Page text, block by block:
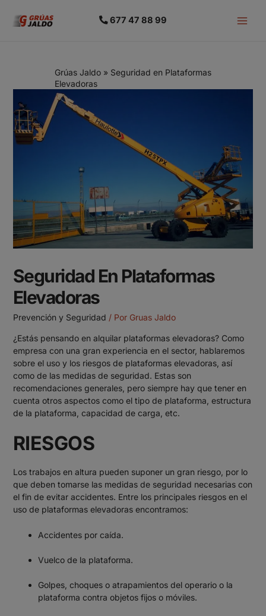
677 47 88 99
Grúas Jaldo» Seguridad en Plataformas
Elevadoras
Seguridad En Plataformas
Elevadoras
Prevención y Seguridad / Por Gruas Jaldo
¿Estás pensando en alquilar plataformas elevadoras? Como
empresa con una gran experiencia en el sector, hablaremos
sobre el uso y los riesgos de plataformas elevadoras, así
como de las medidas de seguridad. Estas son
recomendaciones generales, pero siempre hay que tener en
cuenta otros aspectos como el tipo de plataforma, estructura
de la plataforma, capacidad de carga, etc.
RIESGOS
Los trabajos en altura pueden suponer un gran riesgo, por lo
que deben tomarse las medidas de seguridad necesarias con
el fin de evitar accidentes. Entre los principales riesgos en el
uso de plataformas elevadoras encontramos:
Accidentes por caída.
Vuelco de la plataforma.
Golpes, choques o atrapamientos del operario o la
plataforma contra objetos fijos o móviles.